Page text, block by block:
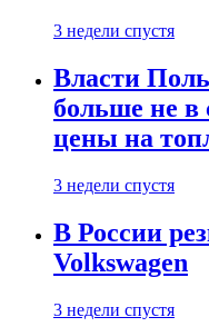
3 недели спустя
Власти
больше не в
цены на
3 недели спустя
В России
Volkswagen
3 недели спустя